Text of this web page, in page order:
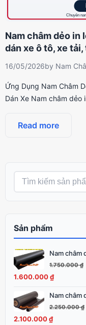
Nam châm dẻo in
dán xe ô tô, xe tải,
16/05/2026by Nam
Ứng Dụng Nam Châm
Dán Xe Nam châm
Read more
Sản phẩm
Nam châm
1.750.000₫
Giá
gốc
là:
1.600.000₫
Giá
hiện
tại
1.600.000 ₫.Nam châm
2.250.000₫
Giá
gốc
là:
2.100.000₫
Giá
hiện
tại